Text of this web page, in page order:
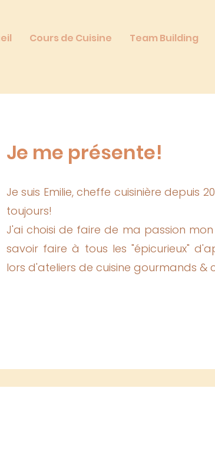
Cours de Cuisine Team Building
Je me présente!
Je suis Emilie, cheffe cuisinière depuis
toujours!
J'ai choisi de faire de ma passion
savoir faire à tous les "épicurieux"
lors d'ateliers de cuisine gourmands &